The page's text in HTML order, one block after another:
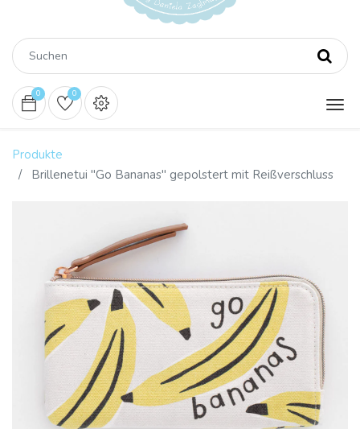
0 0
Produkte
Brillenetui "Go Bananas" gepolstert mit Reißverschluss